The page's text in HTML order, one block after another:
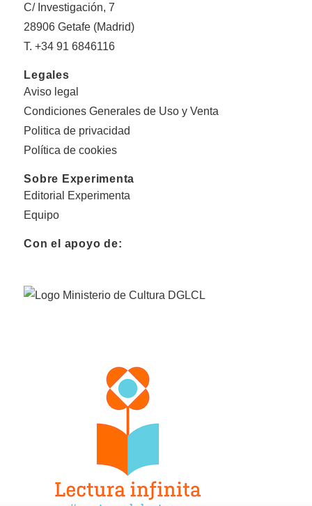
C/ Investigación, 7
28906 Getafe (Madrid)
T. +34 91 6846116
Legales
Aviso legal
Condiciones Generales de Uso y Venta
Politica de privacidad
Política de cookies
Sobre Experimenta
Editorial Experimenta
Equipo
Con el apoyo de: